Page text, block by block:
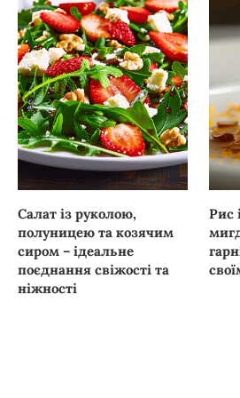
Салат із руколою,
полуницею та козячим
сиром – ідеальне
поєднання свіжості та
ніжності
Рис